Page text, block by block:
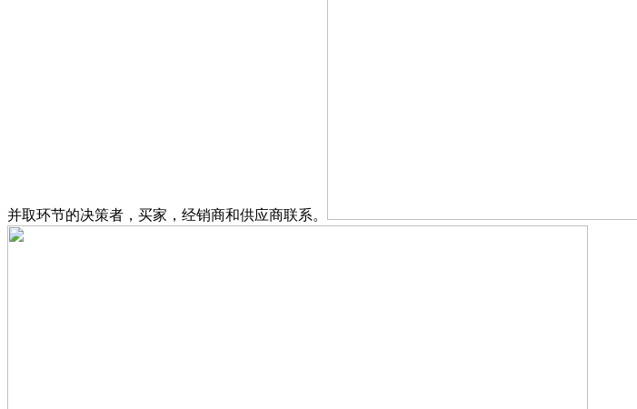
并取环节的决策者，买家，经销商和供应商联系。